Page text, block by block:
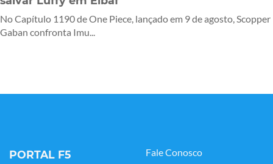
No Capítulo 1190 de One Piece, lançado em 9 de agosto, Scopper
Gaban confronta Imu...
PORTAL F5
Fale Conosco